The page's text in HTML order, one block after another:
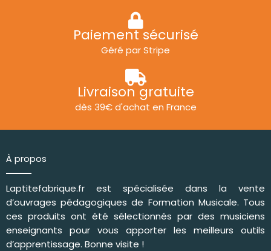
Paiement sécurisé
Géré par Stripe
Livraison gratuite
dès 39€ d'achat en France
À propos
Laptitefabrique.fr est spécialisée dans la vente
d’ouvrages pédagogiques de Formation Musicale. Tous
ces produits ont été sélectionnés par des musiciens
enseignants pour vous apporter les meilleurs outils
d’apprentissage. Bonne visite !